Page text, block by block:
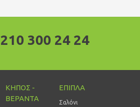
210 300 24 24
ΚΗΠΟΣ -
ΒΕΡΑΝΤΑ
ΕΠΙΠΛΑ
Σαλόνι